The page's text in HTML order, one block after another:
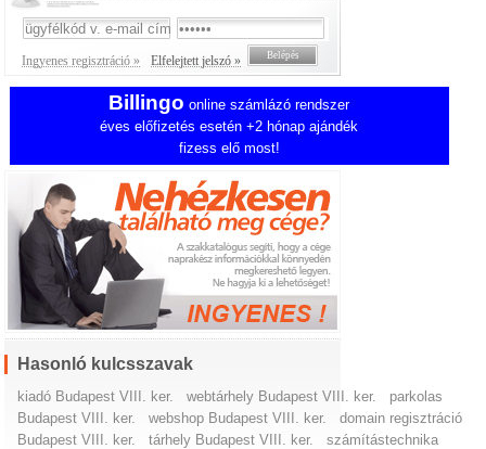
Ingyenes regisztráció » Elfelejtett jelszó »
Billingo online számlázó rendszer
éves előfizetés esetén +2 hónap ajándék
fizess elő most!
Hasonló kulcsszavak
kiadó Budapest VIII. ker. webtárhely Budapest VIII. ker.
parkolas
Budapest VIII. ker.
webshop Budapest VIII. ker.
domain regisztráció
Budapest VIII. ker.
tárhely Budapest VIII. ker.
számítástechnika